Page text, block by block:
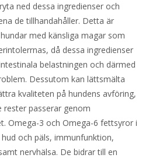
ned dessa ingredienser och
de tillhandahåller. Detta är
med känsliga magar som
då dessa ingredienser
belastningen och därmed
Dessutom kan lättsmälta
kvaliteten på hundens avföring,
rester passerar genom
Omega-3 och Omega-6 fettsyror i
och päls, immunfunktion,
nervhälsa. De bidrar till en